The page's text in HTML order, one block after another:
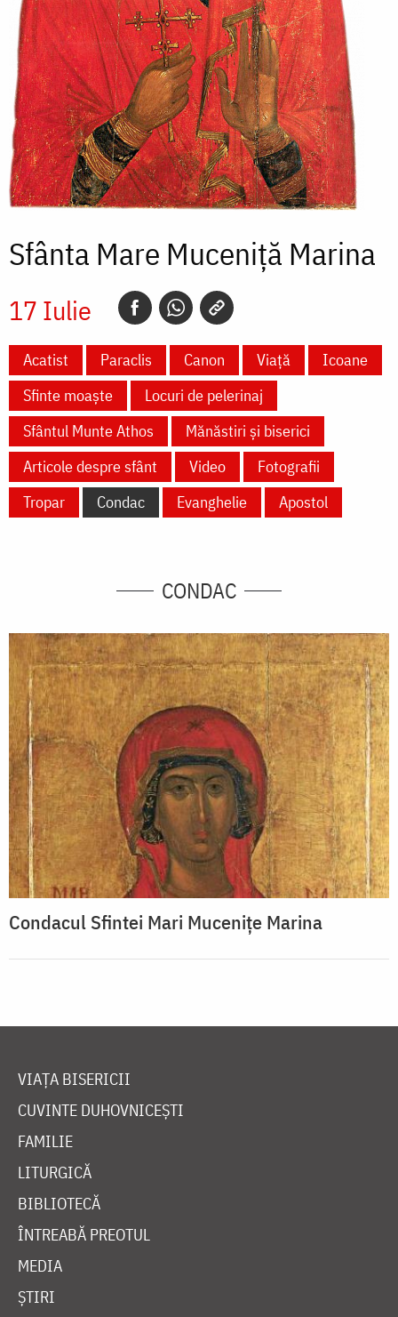
Sfânta Mare Muceniță Marina
17 Iulie
Acatist Paraclis Canon Viață
Icoane
Sfinte moaște
Locuri de pelerinaj
Sfântul Munte Athos
Mănăstiri și biserici
Articole despre sfânt
Video
Fotografii
Tropar
Condac Evanghelie Apostol
CONDAC
Condacul Sfintei Mari Muceniţe Marina
VIAȚA BISERICII
CUVINTE DUHOVNICEȘTI
FAMILIE
LITURGICĂ
BIBLIOTECĂ
ÎNTREABĂ PREOTUL
MEDIA
ȘTIRI